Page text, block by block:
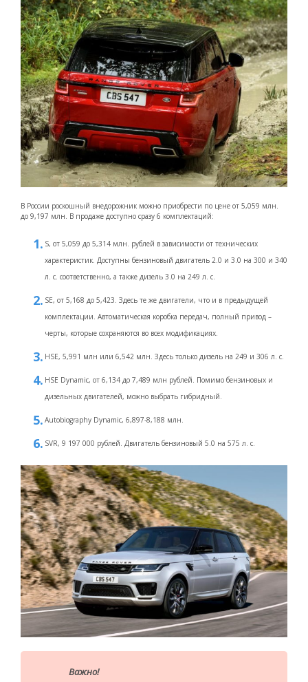
В России роскошный внедорожник можно приобрести по цене от 5,059 млн.
до 9,197 млн. В продаже доступно сразу 6 комплектаций:
S, от 5,059 до 5,314 млн. рублей в зависимости от технических
характеристик. Доступны бензиновый двигатель 2.0 и 3.0 на 300 и 340
л. с. соответственно, а также дизель 3.0 на 249 л. с.
SE, от 5,168 до 5,423. Здесь те же двигатели, что и в предыдущей
комплектации. Автоматическая коробка передач, полный привод –
черты, которые сохраняются во всех модификациях.
HSE, 5,991 млн или 6,542 млн. Здесь только дизель на 249 и 306 л. с.
HSE Dynamic, от 6,134 до 7,489 млн рублей. Помимо бензиновых и
дизельных двигателей, можно выбрать гибридный.
Autobiography Dynamic, 6,897-8,188 млн.
SVR, 9 197 000 рублей. Двигатель бензиновый 5.0 на 575 л. с.
Важно!